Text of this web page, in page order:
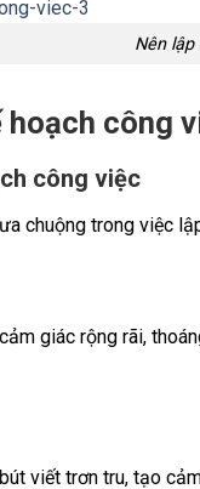
Nên
hoạch công
công việc
chuộng trong việc
giác rộng rãi,
viết trơn tru, tạo